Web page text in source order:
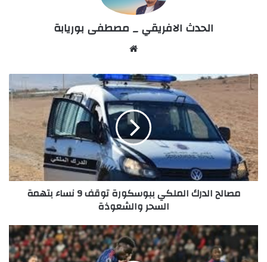
الحدث الافريقي _ مصطفى بوريابة
مصالح
الدرك
الملكي
ببوسكورة
توقف
9
نساء
بتهمة
السحر
والشعوذة
مصالح الدرك الملكي ببوسكورة توقف 9 نساء بتهمة
السحر والشعوذة
تعادل
مثير
في